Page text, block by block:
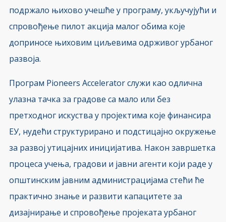
подржало њихово учешће у програму, укључујући и
спровођење пилот акција малог обима које
доприносе њиховим циљевима одрживог урбаног
развоја.
Програм Pioneers Accelerator служи као одлична
улазна тачка за градове са мало или без
претходног искуства у пројектима које финансира
ЕУ, нудећи структурирано и подстицајно окружење
за развој утицајних иницијатива. Након завршетка
процеса учења, градови и јавни агенти који раде у
општинским јавним администрацијама стећи ће
практично знање и развити капацитете за
дизајнирање и спровођење пројеката урбаног